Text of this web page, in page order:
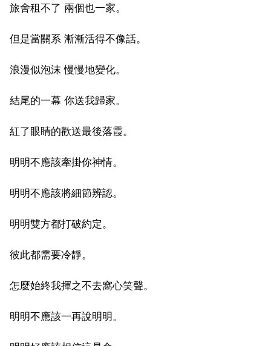
旅舍租不了 兩個也一家。
但是當關系 漸漸活得不像話。
浪漫似泡沫 慢慢地變化。
結尾的一幕 你送我歸家。
紅了眼睛的歡送最後落霞。
明明不應該牽掛你神情。
明明不應該將細節辨認。
明明雙方都打破約定。
彼此都需要冷靜。
怎麼始終我揮之不去窩心笑聲。
明明不應該一再說明明。